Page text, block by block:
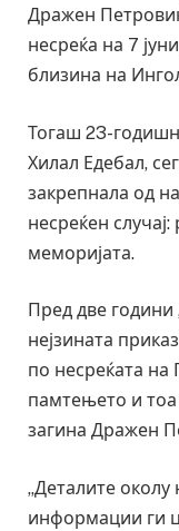
Дражен
несреќа на 7
близина на
Тогаш 23-
Хилал Едебал,
закрепнала од
несреќен
меморијата.
Пред две години
нејзината
по несреќата на
памтењето и
загина Дражен
„Деталите
информации ги